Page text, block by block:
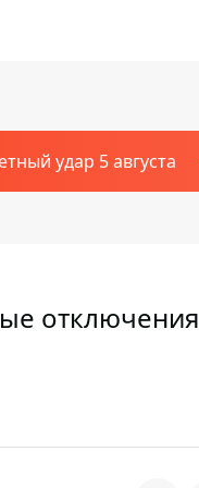
удар 5 августа
отключения